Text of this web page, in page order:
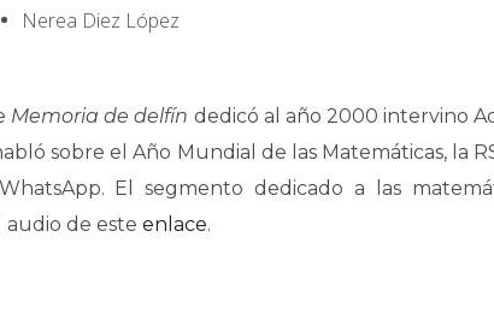
Nerea Diez López
Memoria de delfín dedicó al año 2000 intervino
sobre el Año Mundial de las Matemáticas, la
El segmento dedicado a las
audio de este enlace.